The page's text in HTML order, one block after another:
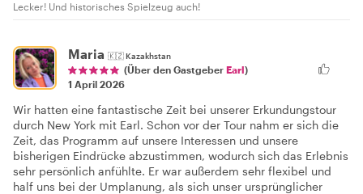
Lecker! Und historisches Spielzeug auch!
Maria 🇰🇿Kazakhstan
(Über den Gastgeber Earl)
1 April 2026
Wir hatten eine fantastische Zeit bei unserer Erkundungstour
durch New York mit Earl. Schon vor der Tour nahm er sich die
Zeit, das Programm auf unsere Interessen und unsere
bisherigen Eindrücke abzustimmen, wodurch sich das Erlebnis
sehr persönlich anfühlte. Er war außerdem sehr flexibel und
half uns bei der Umplanung, als sich unser ursprünglicher